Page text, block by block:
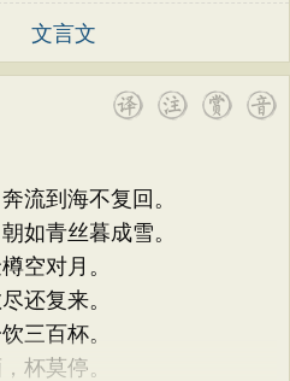
抒情
梅花
叙事
写雨 青春
节日
清明节
重阳节
贯休 韦庄
屈原
岳飞
姚合
贺铸 郑谷
易 辛弃疾
李清照
陶渊明
欧阳修
王昌龄
元代
文言文
流到海不复回。
如青丝暮成雪。
空对月。
还复来。
三百杯。
杯莫停。